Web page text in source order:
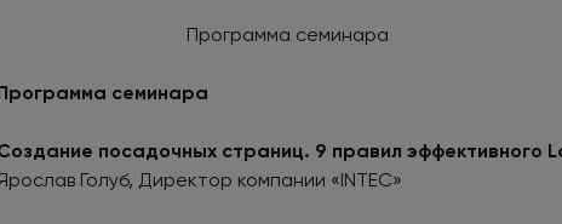
Программа семинара
семинара
посадочных страниц. 9 правил эффективного
Голуб, Директор компании «INTEC»